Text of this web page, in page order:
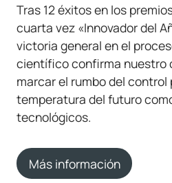
Tras 12 éxitos en los
cuarta vez «Innovador del
victoria general en el
científico confirma nuestro
marcar el rumbo del control
temperatura del futuro
tecnológicos.
Más información